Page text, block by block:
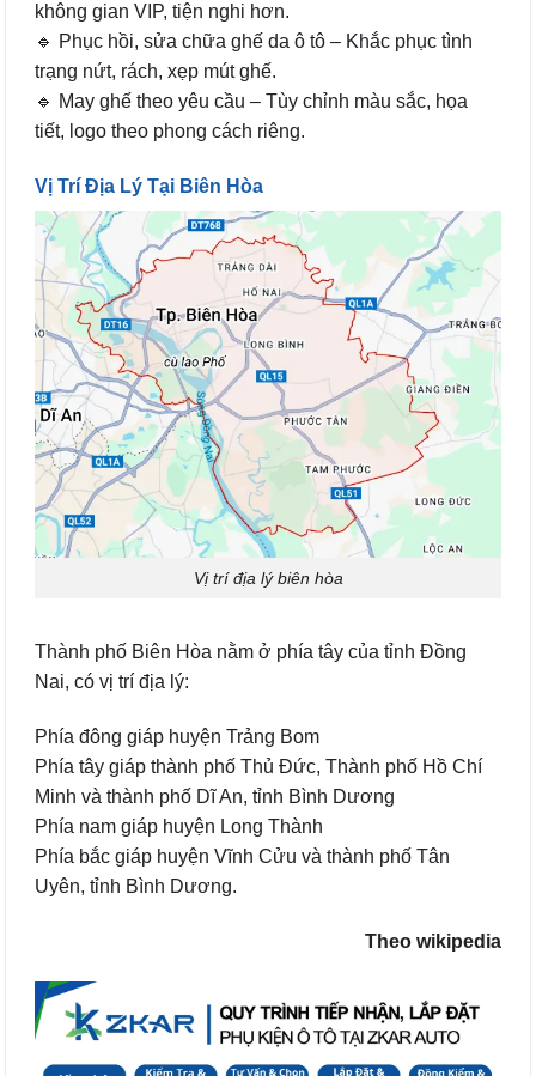
không gian VIP, tiện nghi hơn.
🔹 Phục hồi, sửa chữa ghế da ô tô – Khắc phục tình
trạng nứt, rách, xẹp mút ghế.
🔹 May ghế theo yêu cầu – Tùy chỉnh màu sắc, họa
tiết, logo theo phong cách riêng.
Vị Trí Địa Lý Tại Biên Hòa
Vị trí địa lý biên hòa
Thành phố Biên Hòa nằm ở phía tây của tỉnh Đồng
Nai, có vị trí địa lý:
Phía đông giáp huyện Trảng Bom
Phía tây giáp thành phố Thủ Đức, Thành phố Hồ Chí
Minh và thành phố Dĩ An, tỉnh Bình Dương
Phía nam giáp huyện Long Thành
Phía bắc giáp huyện Vĩnh Cửu và thành phố Tân
Uyên, tỉnh Bình Dương.
Theo wikipedia